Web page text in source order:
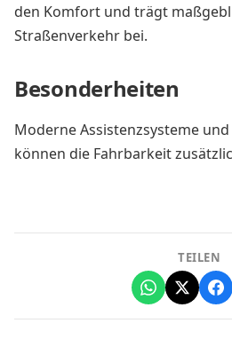
den Komfort und trägt
Straßenverkehr bei.
Besonderheiten
Moderne Assistenzsysteme
können die Fahrbarkeit
TEILEN